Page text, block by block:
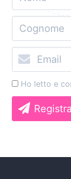
Ho letto e